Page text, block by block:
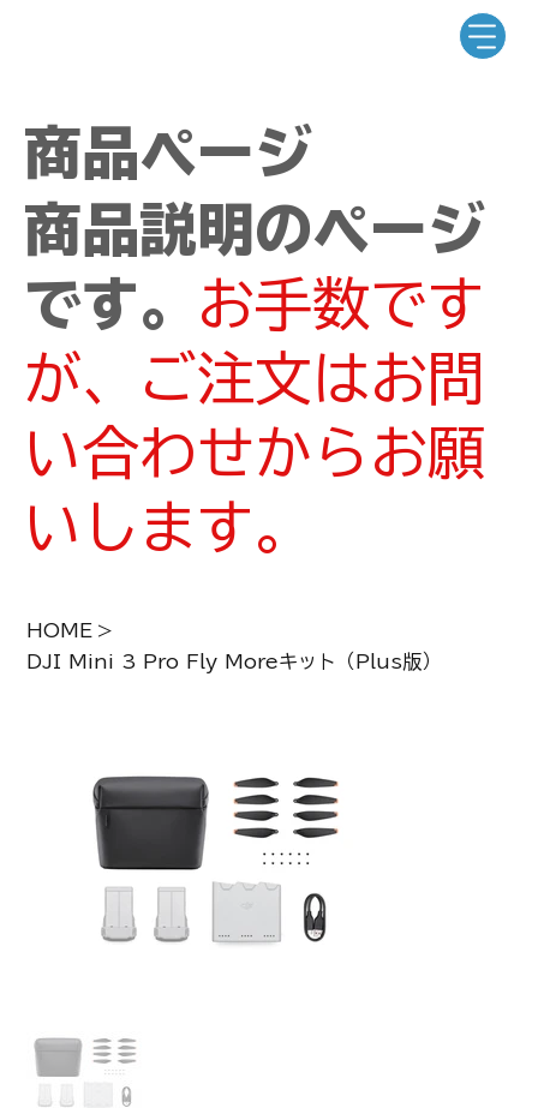
商品ページ
商品説明のページ
です。 お手数です
が、ご注文はお問
い合わせからお願
いします。
HOME >
DJI Mini 3 Pro Fly Moreキット（Plus版）